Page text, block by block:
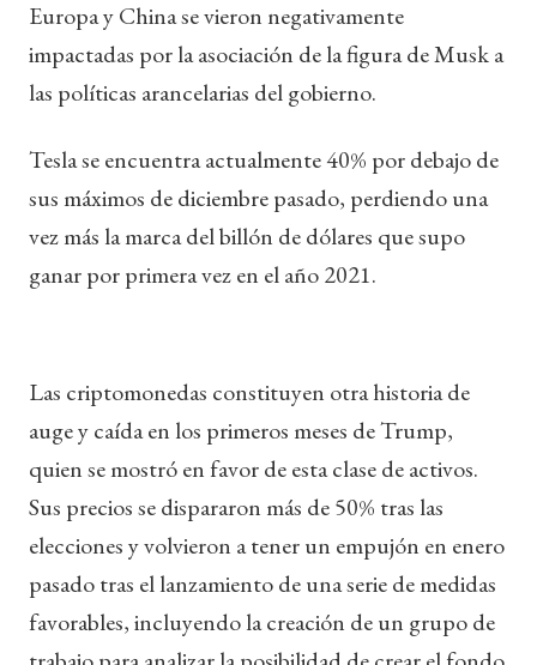
Europa y China se vieron negativamente
impactadas por la asociación de la figura de Musk a
las políticas arancelarias del gobierno.
Tesla se encuentra actualmente 40% por debajo de
sus máximos de diciembre pasado, perdiendo una
vez más la marca del billón de dólares que supo
ganar por primera vez en el año 2021.
Las criptomonedas constituyen otra historia de
auge y caída en los primeros meses de Trump,
quien se mostró en favor de esta clase de activos.
Sus precios se dispararon más de 50% tras las
elecciones y volvieron a tener un empujón en enero
pasado tras el lanzamiento de una serie de medidas
favorables, incluyendo la creación de un grupo de